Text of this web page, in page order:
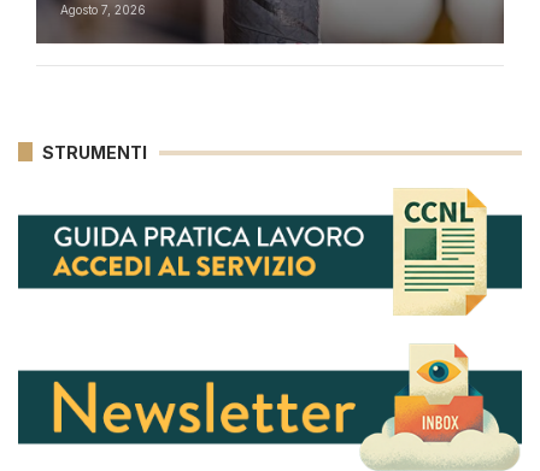
Agosto 7, 2026
STRUMENTI